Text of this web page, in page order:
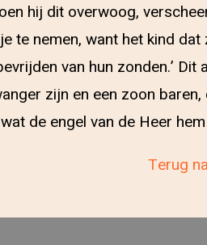
hij dit overwoog,
te nemen, want het kind
van hun zonden.’
zijn en een zoon
de engel van de Heer
Terug